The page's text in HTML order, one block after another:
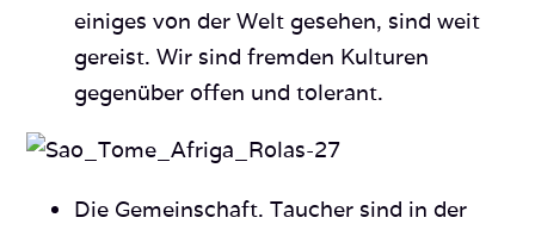
einiges von der Welt gesehen, sind weit
gereist. Wir sind fremden Kulturen
gegenüber offen und tolerant.
Die Gemeinschaft. Taucher sind in der